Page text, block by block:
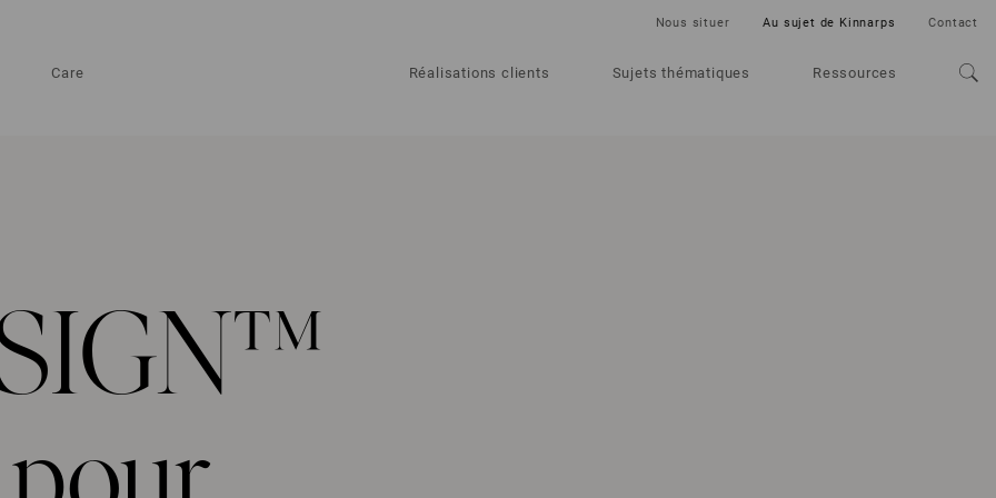
Care Réalisations clients Sujets thématiques Ressources
Nous situer Au sujet de Kinnarps Contact